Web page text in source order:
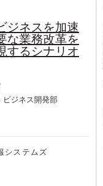
ジネスを加速
な業務改革を
するシナリオ
ビジネス開発部
システムズ